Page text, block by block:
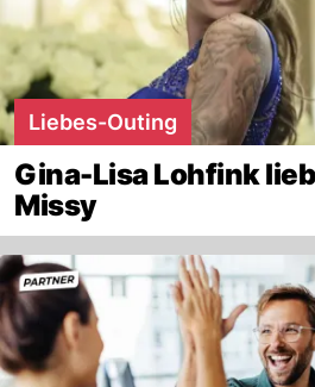
Liebes-Outing
Gina-Lisa Lohfink
Missy